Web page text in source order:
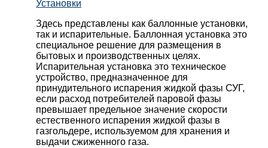
Установки
Здесь представлены как баллонные установки,
так и испарительные. Баллонная установка это
специальное решение для размещения в
бытовых и производственных целях.
Испарительная установка это техническое
устройство, предназначенное для
принудительного испарения жидкой фазы СУГ,
если расход потребителей паровой фазы
превышает предельное значение скорости
естественного испарения жидкой фазы в
газгольдере, используемом для хранения и
выдачи сжиженного газа.